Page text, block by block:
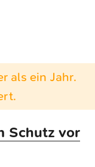
als ein Jahr.
Schutz vor